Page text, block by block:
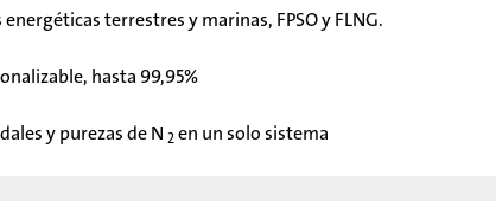
terrestres y marinas, FPSO y FLNG.
hasta 99,95%
y purezas de N 2en un solo sistema